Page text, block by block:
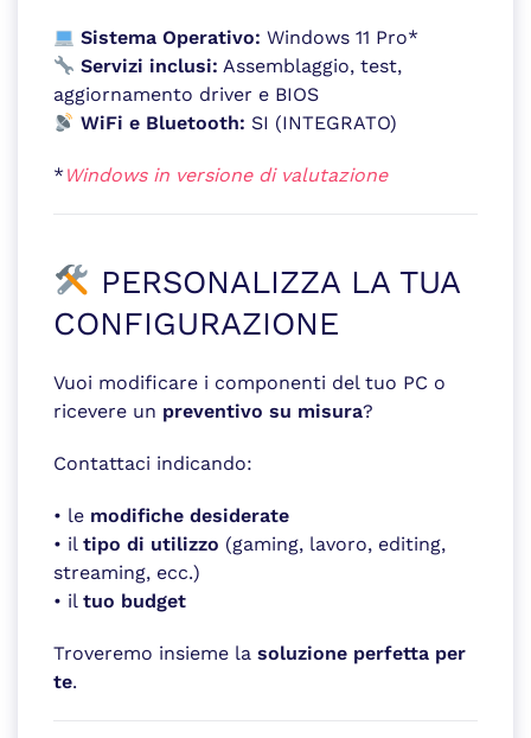
Sistema Operativo: Windows 11 Pro*
Servizi inclusi: Assemblaggio, test,
aggiornamento driver e BIOS
WiFi e Bluetooth: SI (INTEGRATO)
*Windows in versione di valutazione
PERSONALIZZA LA TUA
CONFIGURAZIONE
Vuoi modificare i componenti del tuo PC o
ricevere un preventivo su misura?
Contattaci indicando:
• le modifiche desiderate
• il tipo di utilizzo (gaming, lavoro, editing,
streaming, ecc.)
• il tuo budget
Troveremo insieme la soluzione perfetta per
te.